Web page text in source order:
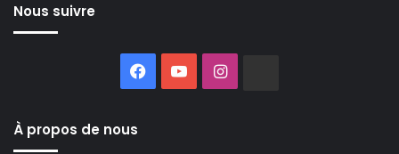
Nous suivre
Facebook
YouTubeInstagram
À propos de nous